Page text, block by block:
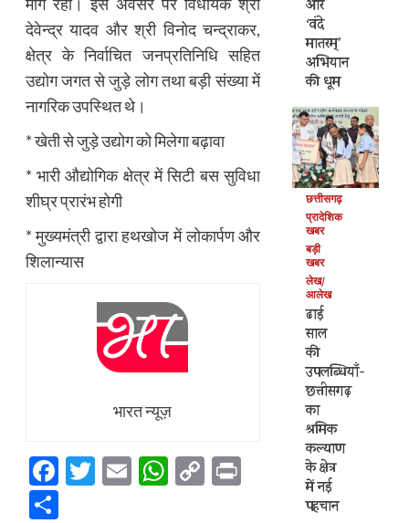
देवेन्द्र यादव और श्री विनोद चन्द्राकर,
क्षेत्र के निर्वाचित जनप्रतिनिधि सहित
उद्योग जगत से जुड़े लोग तथा बड़ी संख्या में
नागरिक उपस्थित थे।
* खेती से जुड़े उद्योग को मिलेगा बढ़ावा
* भारी औद्योगिक क्षेत्र में सिटी बस सुविधा
शीघ्र प्रारंभ होगी
* मुख्यमंत्री द्वारा हथखोज में लोकार्पण और
शिलान्यास
भारत न्यूज़
Facebook
Twitter
EmailWhatsApp
CopyPrint
Share
और
‘वंदे
मातरम्’
अभियान
की धूम
छत्तीसगढ़
प्रादेशिक
खबर
बड़ी
खबर
लेख/
आलेख
ढाई
साल
की
उपलब्धियाँ-
छत्तीसगढ़
का
श्रमिक
कल्याण
के क्षेत्र
में नई
पहचान